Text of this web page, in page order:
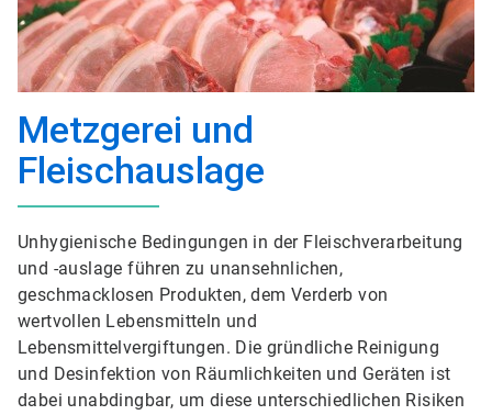
Metzgerei und
Fleischauslage
Unhygienische Bedingungen in der Fleischverarbeitung
und -auslage führen zu unansehnlichen,
geschmacklosen Produkten, dem Verderb von
wertvollen Lebensmitteln und
Lebensmittelvergiftungen. Die gründliche Reinigung
und Desinfektion von Räumlichkeiten und Geräten ist
dabei unabdingbar, um diese unterschiedlichen Risiken